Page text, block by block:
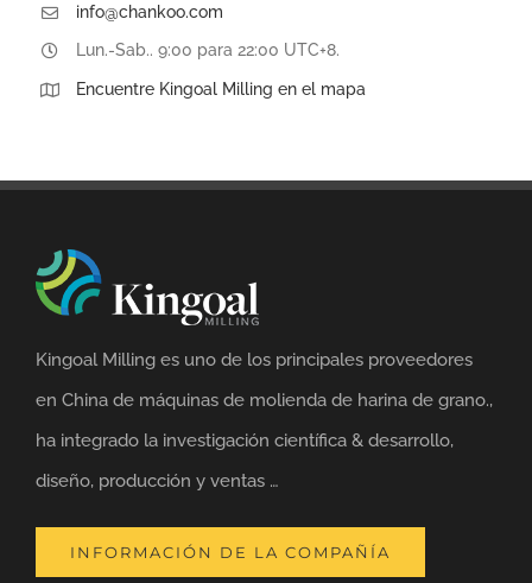
info@chankoo.com
Lun.-Sab.. 9:00 para 22:00 UTC+8.
Encuentre Kingoal Milling en el mapa
Kingoal Milling es uno de los principales proveedores
en China de máquinas de molienda de harina de grano.,
ha integrado la investigación científica & desarrollo,
diseño, producción y ventas …
INFORMACIÓN DE LA COMPAÑÍA